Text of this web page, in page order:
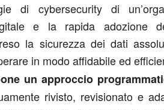
di cybersecurity di
e la rapida adozione
la sicurezza dei dati
in modo affidabile ed
un approccio
rivisto, revisionato e